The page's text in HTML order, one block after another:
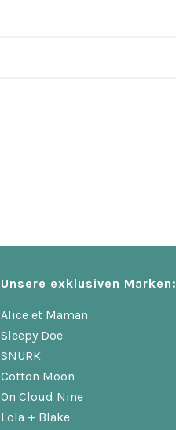
Unsere exklusiven Marken:
Alice et Maman
Sleepy Doe
SNURK
Cotton Moon
On Cloud Nine
Lola + Blake